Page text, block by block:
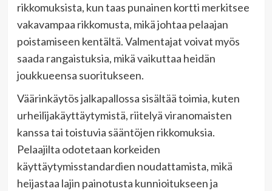
rikkomuksista, kun taas punainen kortti merkitsee
vakavampaa rikkomusta, mikä johtaa pelaajan
poistamiseen kentältä. Valmentajat voivat myös
saada rangaistuksia, mikä vaikuttaa heidän
joukkueensa suoritukseen.
Väärinkäytös jalkapallossa sisältää toimia, kuten
urheilijakäyttäytymistä, riitelyä viranomaisten
kanssa tai toistuvia sääntöjen rikkomuksia.
Pelaajilta odotetaan korkeiden
käyttäytymisstandardien noudattamista, mikä
heijastaa lajin painotusta kunnioitukseen ja